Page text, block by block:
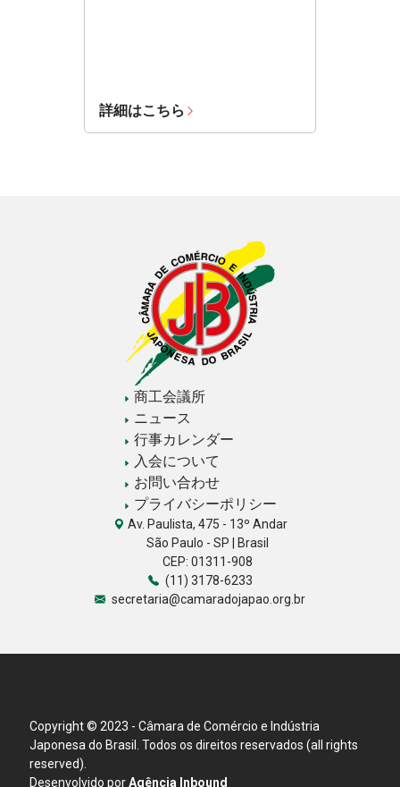
詳細はこちら
商工会議所
ニュース
行事カレンダー
入会について
お問い合わせ
プライバシーポリシー
Av. Paulista, 475 - 13º Andar
São Paulo - SP | Brasil
CEP: 01311-908
(11) 3178-6233
secretaria@camaradojapao.org.br
Copyright © 2023 - Câmara de Comércio e Indústria
Japonesa do Brasil. Todos os direitos reservados (all rights
reserved).
Desenvolvido porAgência Inbound